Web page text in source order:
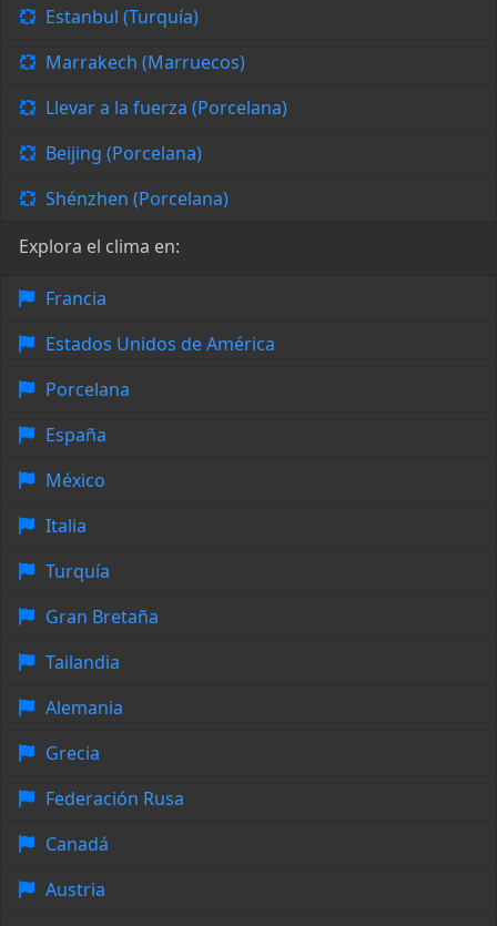
Estanbul (Turquía)
Marrakech (Marruecos)
Llevar a la fuerza (Porcelana)
Beijing (Porcelana)
Shénzhen (Porcelana)
Explora el clima en:
Francia
Estados Unidos de América
Porcelana
España
México
Italia
Turquía
Gran Bretaña
Tailandia
Alemania
Grecia
Federación Rusa
Canadá
Austria